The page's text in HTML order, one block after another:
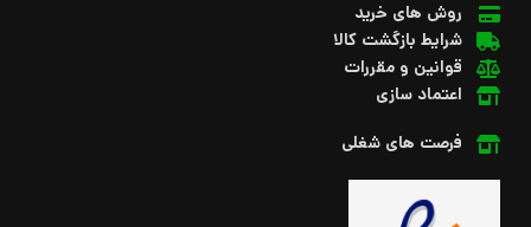
روش های خرید
شرایط بازگشت کالا
قوانین و مقررات
اعتماد سازی
فرصت های شغلی